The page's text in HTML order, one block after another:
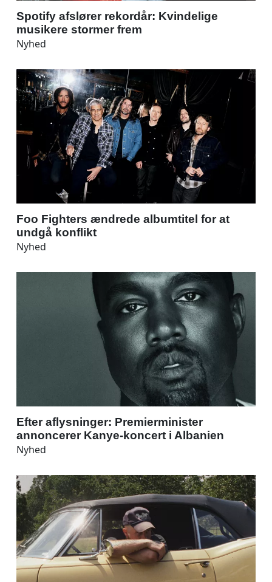
Spotify afslører rekordår: Kvindelige
musikere stormer frem
Nyhed
Foo Fighters ændrede albumtitel for at
undgå konflikt
Nyhed
Efter aflysninger: Premierminister
annoncerer Kanye-koncert i Albanien
Nyhed